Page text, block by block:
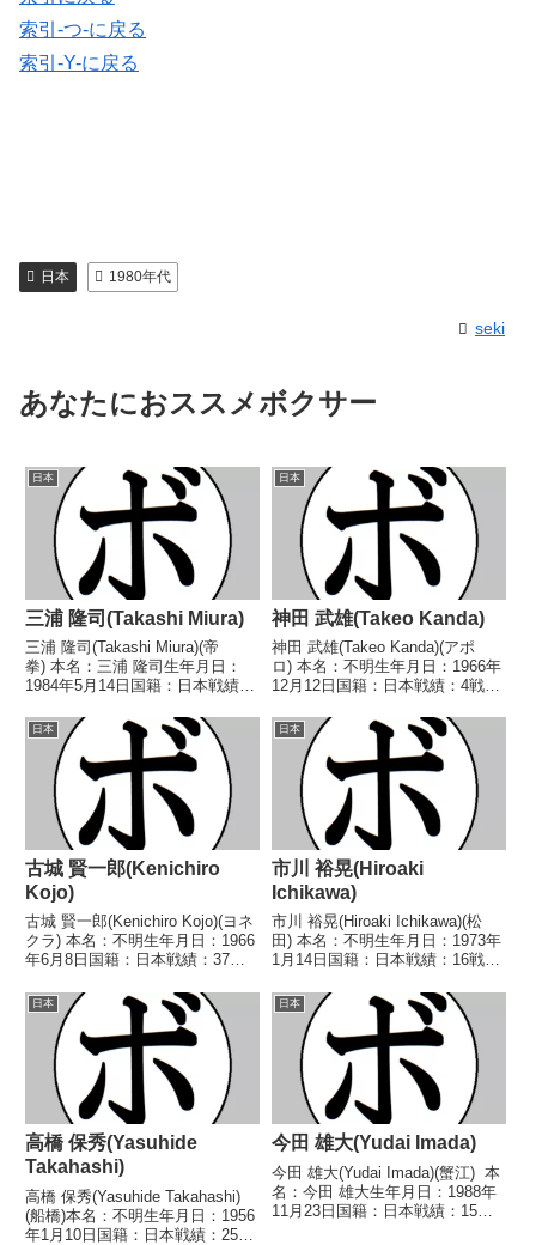
索引-つ-に戻る
索引-Y-に戻る
日本 1980年代
seki
あなたにおススメボクサー
日本
三浦 隆司(Takashi Miura)
三浦 隆司(Takashi Miura)(帝
拳) 本名：三浦 隆司生年月日：
1984年5月14日国籍：日本戦績：
イトル】2002年度国体少年の部
ライト級優勝(アマチュア)第43代
日本スーパーフェザー...
日本
神田 武雄(Takeo Kanda)
神田 武雄(Takeo Kanda)(アポ
ロ) 本名：不明生年月日：1966年
12月12日国籍：日本戦績：4戦2
し 【戦歴】1990/05/20
○3RKO パティオ 和田(タイ
ガ)1990/06/13 ...
日本
古城 賢一郎(Kenichiro
Kojo)
古城 賢一郎(Kenichiro Kojo)(ヨネ
クラ) 本名：不明生年月日：1966
年6月8日国籍：日本戦績：37戦
ル】1992年度A級トーナメントス
ーパーフェザー級優勝第25代日
本スーパーフェザー...
日本
市川 裕晃(Hiroaki
Ichikawa)
市川 裕晃(Hiroaki Ichikawa)(松
田) 本名：不明生年月日：1973年
1月14日国籍：日本戦績：16戦8
なし 【戦歴】1993/03/08 〇
3RKO 荘司 邦博(相模原ヨネク
ラ)199...
日本
高橋 保秀(Yasuhide
Takahashi)
高橋 保秀(Yasuhide Takahashi)
(船橋)本名：不明生年月日：1956
年1月10日国籍：日本戦績：25戦
日本
今田 雄大(Yudai Imada)
今田 雄大(Yudai Imada)(蟹江) 本
名：今田 雄大生年月日：1988年
11月23日国籍：日本戦績：15戦6